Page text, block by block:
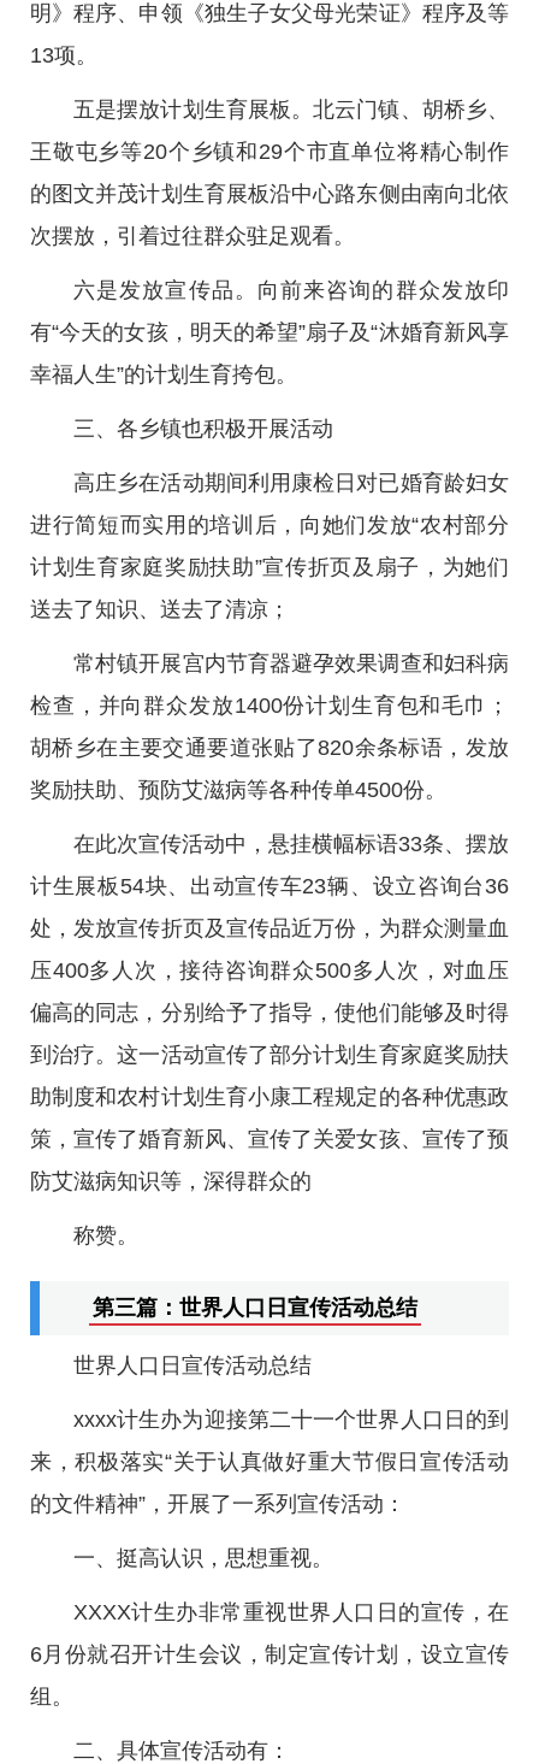
明》程序、申领《独生子女父母光荣证》程序及等
13项。
五是摆放计划生育展板。北云门镇、胡桥乡、
王敬屯乡等20个乡镇和29个市直单位将精心制作
的图文并茂计划生育展板沿中心路东侧由南向北依
次摆放，引着过往群众驻足观看。
六是发放宣传品。向前来咨询的群众发放印
有“今天的女孩，明天的希望”扇子及“沐婚育新风享
幸福人生”的计划生育挎包。
三、各乡镇也积极开展活动
高庄乡在活动期间利用康检日对已婚育龄妇女
进行简短而实用的培训后，向她们发放“农村部分
计划生育家庭奖励扶助”宣传折页及扇子，为她们
送去了知识、送去了清凉；
常村镇开展宫内节育器避孕效果调查和妇科病
检查，并向群众发放1400份计划生育包和毛巾；
胡桥乡在主要交通要道张贴了820余条标语，发放
奖励扶助、预防艾滋病等各种传单4500份。
在此次宣传活动中，悬挂横幅标语33条、摆放
计生展板54块、出动宣传车23辆、设立咨询台36
处，发放宣传折页及宣传品近万份，为群众测量血
压400多人次，接待咨询群众500多人次，对血压
偏高的同志，分别给予了指导，使他们能够及时得
到治疗。这一活动宣传了部分计划生育家庭奖励扶
助制度和农村计划生育小康工程规定的各种优惠政
策，宣传了婚育新风、宣传了关爱女孩、宣传了预
防艾滋病知识等，深得群众的
称赞。
第三篇：世界人口日宣传活动总结
世界人口日宣传活动总结
xxxx计生办为迎接第二十一个世界人口日的到
来，积极落实“关于认真做好重大节假日宣传活动
的文件精神”，开展了一系列宣传活动：
一、挺高认识，思想重视。
XXXX计生办非常重视世界人口日的宣传，在
6月份就召开计生会议，制定宣传计划，设立宣传
组。
二、具体宣传活动有：